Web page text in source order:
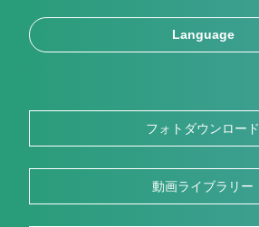
Language
フォトダウンロード
動画ライブラリー